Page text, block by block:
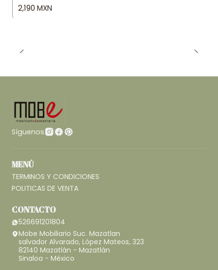
2,190 MXN
Síguenos
MENÚ
TERMINOS Y CONDICIONES
POLITICAS DE VENTA
CONTACTO
526691201804
Mobe Mobiliario Suc. Mazatlan
salvador Alvarado, López Mateos, 323
82140 Mazatlán - Mazatlán
Sinaloa - México